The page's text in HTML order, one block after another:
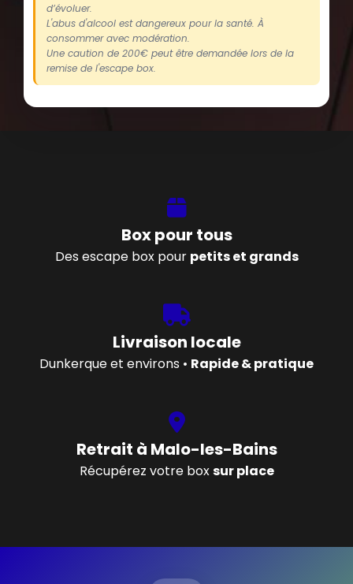
d’évoluer.
L'abus d'alcool est dangereux pour la santé. À
consommer avec modération.
Une caution de 200€ peut être demandée lors de la
remise de l'escape box.
Box pour tous
Des escape box pour petits et grands
Livraison locale
Dunkerque et environs • Rapide & pratique
Retrait à Malo-les-Bains
Récupérez votre boxsur place